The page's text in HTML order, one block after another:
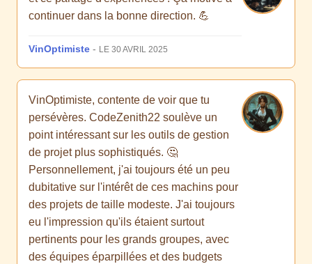
continuer dans la bonne direction. 💪
VinOptimiste - LE 30 AVRIL 2025
VinOptimiste, contente de voir que tu
persévères. CodeZenith22 soulève un
point intéressant sur les outils de gestion
de projet plus sophistiqués. 🤔
Personnellement, j'ai toujours été un peu
dubitative sur l'intérêt de ces machins pour
des projets de taille modeste. J'ai toujours
eu l'impression qu'ils étaient surtout
pertinents pour les grands groupes, avec
des équipes éparpillées et des budgets